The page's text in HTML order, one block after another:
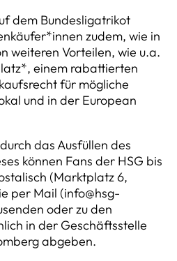
dem Bundesligatrikot
zudem, wie in
weiteren Vorteilen, wie u.a.
einem rabattierten
für mögliche
und in der European
das Ausfüllen des
können Fans der HSG bis
(Marktplatz 6,
per Mail (info@hsg-
oder zu den
in der Geschäftsstelle
abgeben.